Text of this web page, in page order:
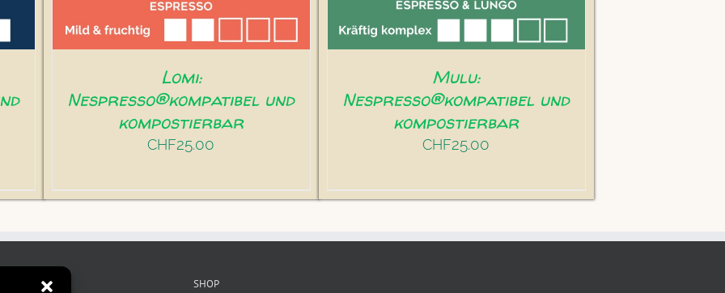
Lomi:
Nespresso®kompatibel und
kompostierbar
CHF25.00
Mulu:
Nespresso®kompatibel und
kompostierbar
CHF25.00
SHOP